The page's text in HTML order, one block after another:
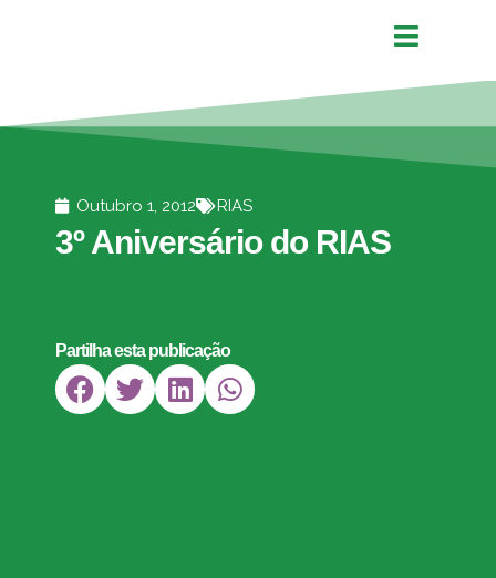
Outubro 1, 2012 RIAS
3º Aniversário do RIAS
Partilha esta publicação